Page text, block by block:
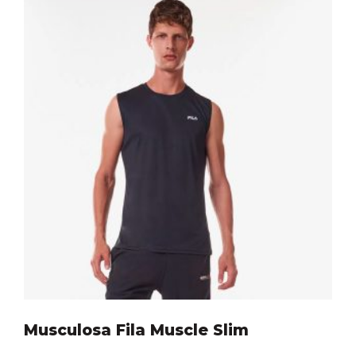
Musculosa Fila Muscle Slim